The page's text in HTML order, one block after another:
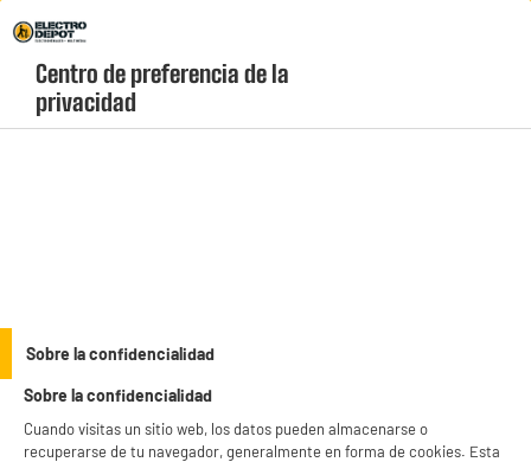
Menú
geolocation-header-icon-text
account
Digital RRS-00009
Centro de preferencia de la
privacidad
Sobre la confidencialidad
Sobre la confidencialidad
Cuando visitas un sitio web, los datos pueden almacenarse o
recuperarse de tu navegador, generalmente en forma de cookies. Esta